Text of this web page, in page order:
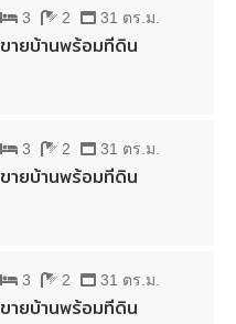
3 2 31 ตร.ม.
ขายบ้านพร้อมที่ดิน
3 2 31 ตร.ม.
ขายบ้านพร้อมที่ดิน
3 2 31 ตร.ม.
ขายบ้านพร้อมที่ดิน